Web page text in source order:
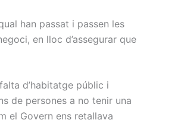
han passat i passen les
en lloc d’assegurar que
d’habitatge públic i
de persones a no tenir una
el Govern ens retallava